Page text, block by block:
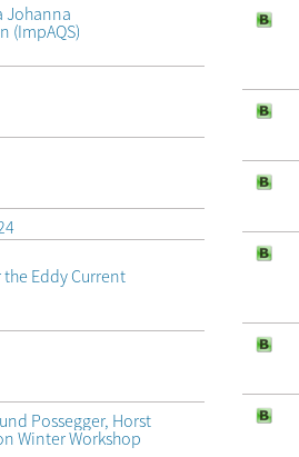
Johanna
(ImpAQS)
Eddy Current
Possegger, Horst
Winter Workshop